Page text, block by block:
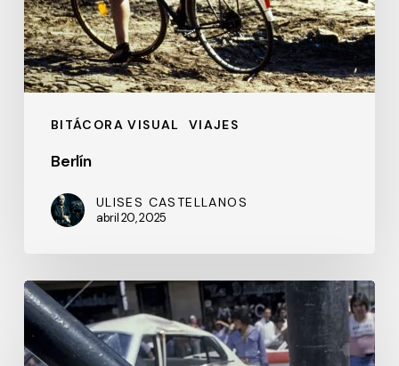
BITÁCORA VISUAL VIAJES
Berlín
ULISES CASTELLANOS
abril 20, 2025
Impacto
de
la